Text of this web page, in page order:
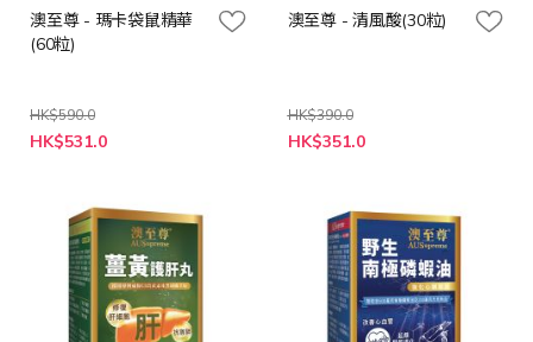
澳至尊 - 瑪卡袋鼠精華
(60粒)
HK$590.0
特
殊
HK$531.0
澳至尊 - 清風酸(30粒)
HK$390.0
特
殊
HK$351.0